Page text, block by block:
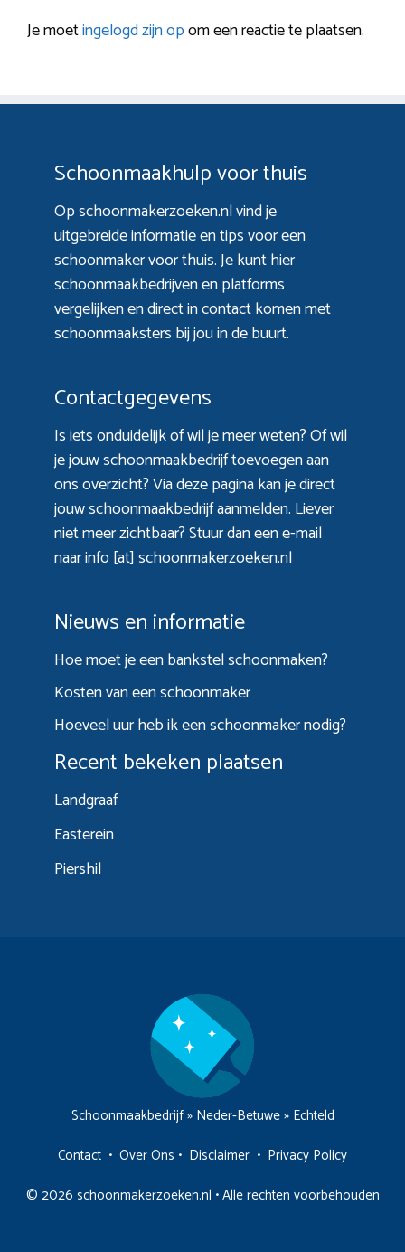
Je moetingelogd zijn opom een reactie te plaatsen.
Schoonmaakhulp voor thuis
Op schoonmakerzoeken.nl vind je
uitgebreide informatie en tips voor een
schoonmaker voor thuis. Je kunt hier
schoonmaakbedrijven en platforms
vergelijken en direct in contact komen met
schoonmaaksters bij jou in de buurt.
Contactgegevens
Is iets onduidelijk of wil je meer weten? Of wil
je jouw schoonmaakbedrijf toevoegen aan
ons overzicht? Viadeze paginakan je direct
jouw schoonmaakbedrijf aanmelden. Liever
niet meer zichtbaar? Stuur dan een e-mail
naar info [at] schoonmakerzoeken.nl
Nieuws en informatie
Hoe moet je een bankstel schoonmaken?
Kosten van een schoonmaker
Hoeveel uur heb ik een schoonmaker nodig?
Recent bekeken plaatsen
Landgraaf
Easterein
Piershil
Schoonmaakbedrijf» Neder-Betuwe» Echteld
Contact • Over Ons • Disclaimer • Privacy Policy
© 2026 schoonmakerzoeken.nl • Alle rechten voorbehouden